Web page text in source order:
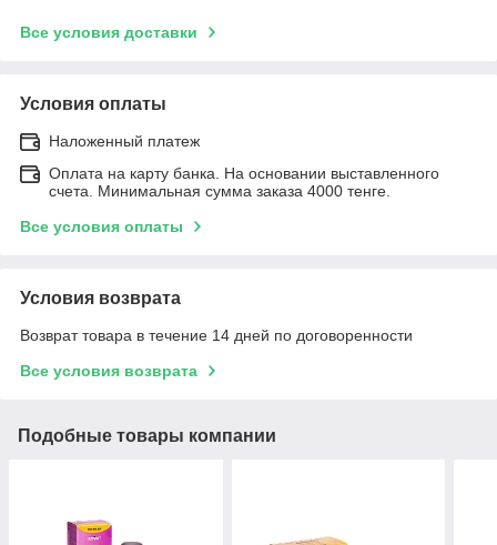
Все условия доставки
Условия оплаты
Наложенный платеж
Оплата на карту банка. На основании выставленного
счета. Минимальная сумма заказа 4000 тенге.
Все условия оплаты
Условия возврата
Возврат товара в течение 14 дней по договоренности
Все условия возврата
Подобные товары компании